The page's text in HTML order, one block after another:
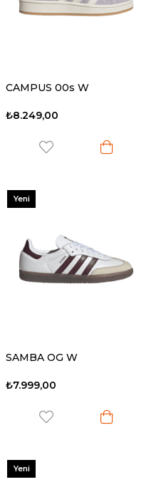
CAMPUS 00s W
₺8.249,00
SAMBA OG W
₺7.999,00
Yeni
Yeni